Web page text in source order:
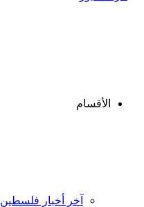
الأقسام
آخر أخبار فلسطين